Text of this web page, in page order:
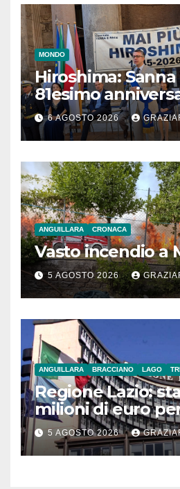
MONDO
Hiroshima:
81esimo
monito per tutti”
6 AGOSTO 2026
ANGUILLARA CRONACA
Vasto incendio a
5 AGOSTO 2026
ANGUILLARA BRACCIANO LAGO
Regione Lazio:
milioni di euro
Comuni
Meridionale
5 AGOSTO 2026